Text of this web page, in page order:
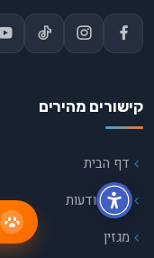
קישורים מהירים
דף הבית
כל המודעות
מגזין